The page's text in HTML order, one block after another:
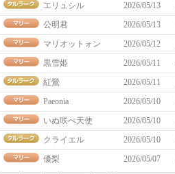
エリュシル 2026/05/13
公明君 2026/05/13
マリオットォン 2026/05/12
黒雪姫 2026/05/11
紅鶯 2026/05/11
Paeonia 2026/05/10
いぬ咲ぺ天使 2026/05/10
クライエル 2026/05/10
優梨 2026/05/07